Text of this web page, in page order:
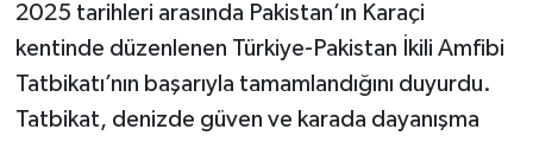
2025 tarihleri arasında Pakistan’ın Karaçi
kentinde düzenlenen Türkiye-Pakistan İkili Amfibi
Tatbikatı’nın başarıyla tamamlandığını duyurdu.
Tatbikat, denizde güven ve karada dayanışma